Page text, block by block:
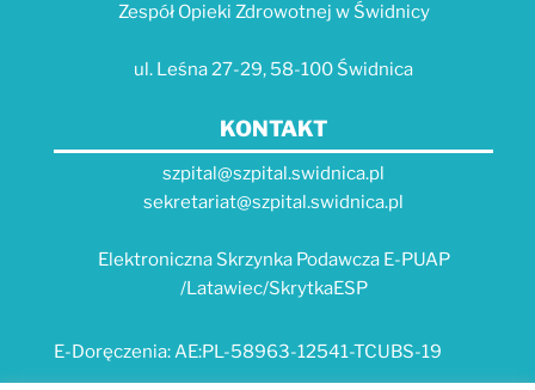
Zespół Opieki Zdrowotnej w Świdnicy
ul. Leśna 27-29, 58-100 Świdnica
KONTAKT
szpital@szpital.swidnica.pl
sekretariat@szpital.swidnica.pl
Elektroniczna Skrzynka Podawcza E-PUAP
/Latawiec/SkrytkaESP
E-Doręczenia: AE:PL-58963-12541-TCUBS-19